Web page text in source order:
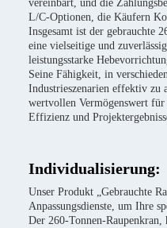
vereinbart, und die
L/C-Optionen, die Käufern
Insgesamt ist der gebrauchte
eine vielseitige und
leistungsstarke
Seine Fähigkeit, in
Industrieszenarien effektiv zu
wertvollen Vermögenswert
Effizienz und
Individualisierung:
Unser Produkt „Gebrauchte
Anpassungsdienste, um Ihre
Der 260-Tonnen-